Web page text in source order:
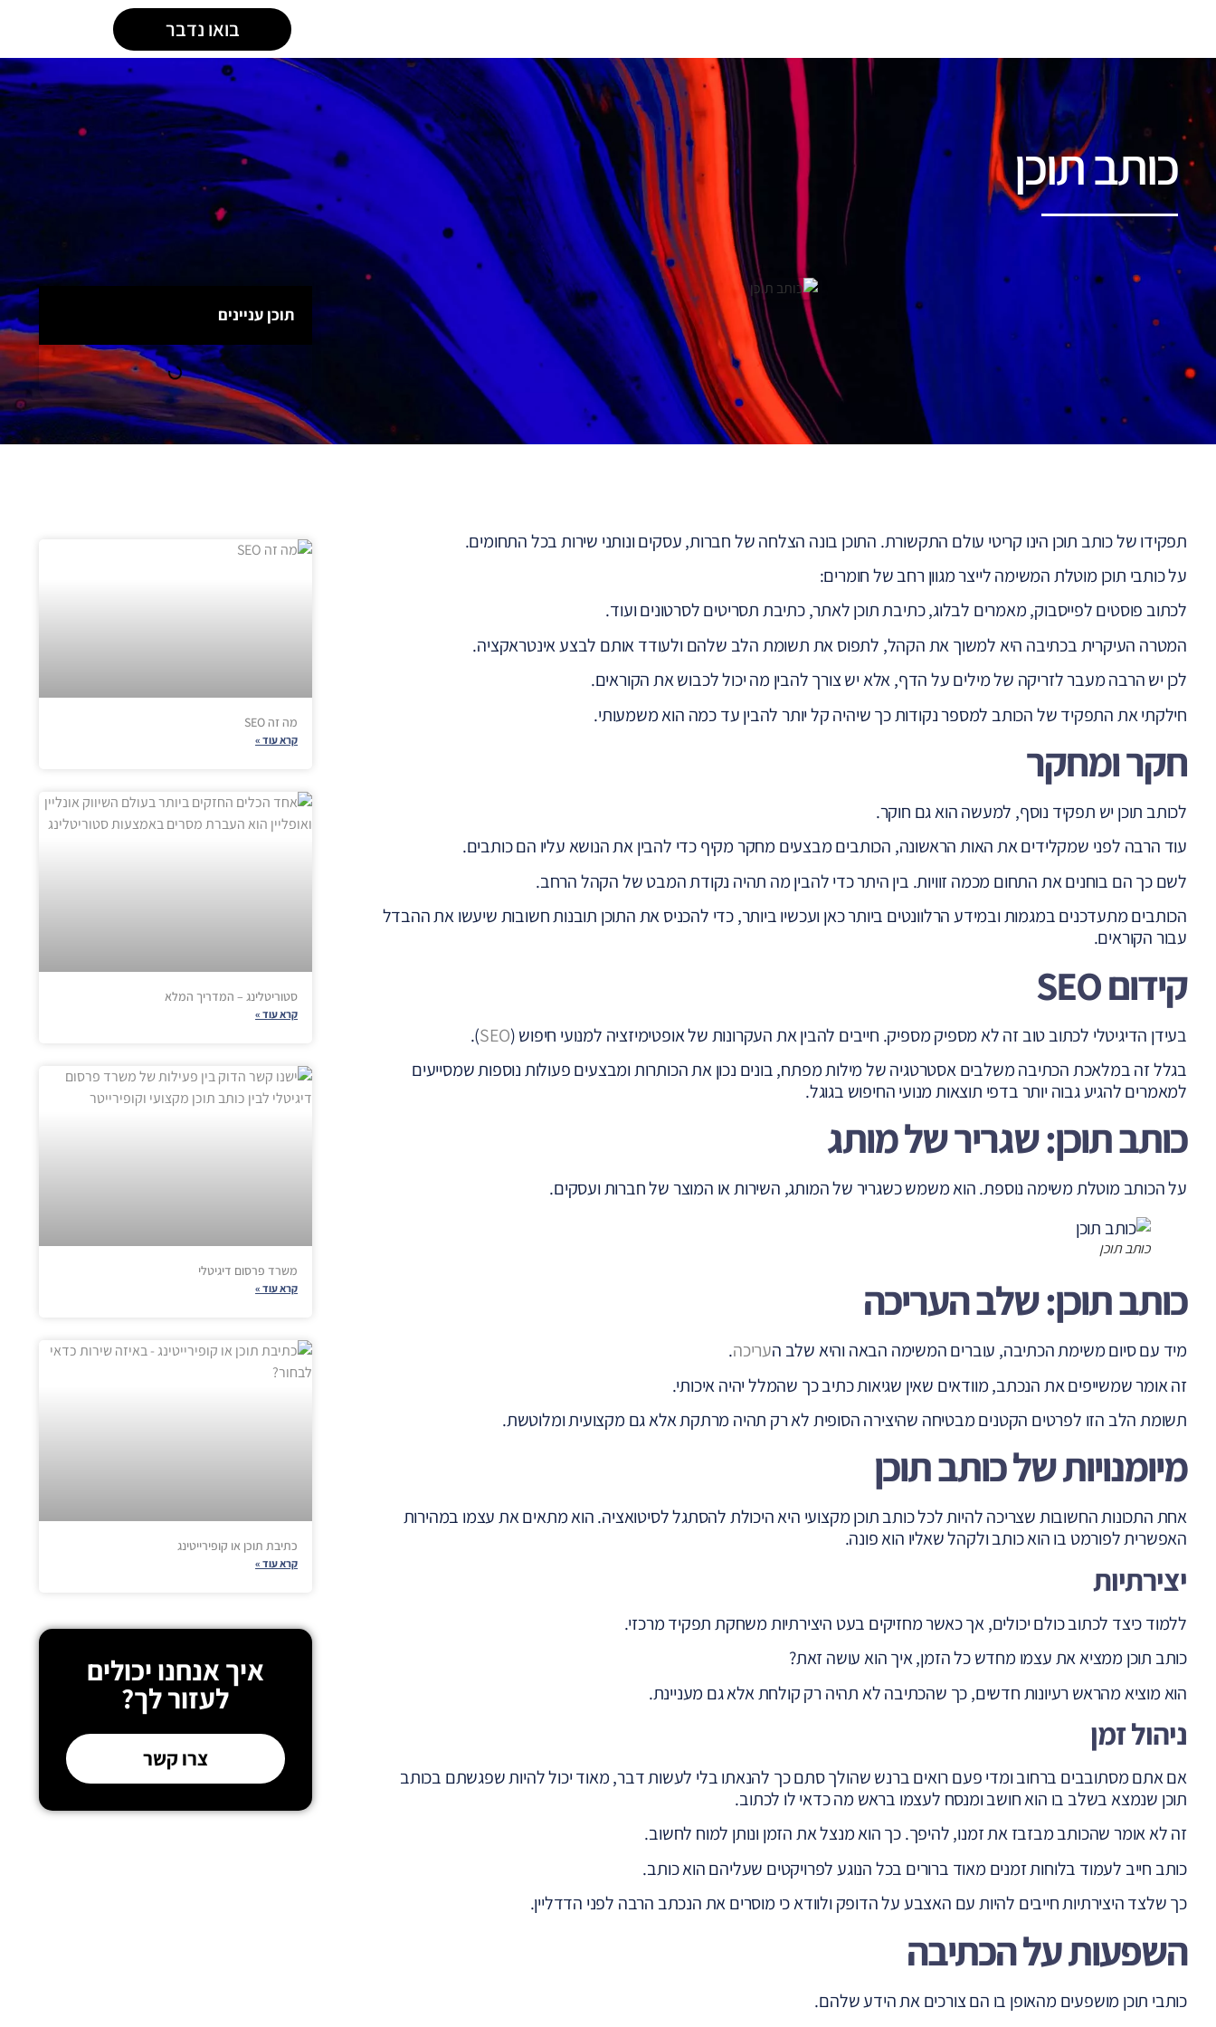
בואו נדבר
כותב תוכן
תפקידו של כותב תוכן הינו קריטי עולם התקשורת. התוכן בונה הצלחה של חברות, עסקים ונותני שירות בכל התחומים.
על כותבי תוכן מוטלת המשימה לייצר מגוון רחב של חומרים:
לכתוב פוסטים לפייסבוק, מאמרים לבלוג, כתיבת תוכן לאתר, כתיבת תסריטים לסרטונים ועוד.
המטרה העיקרית בכתיבה היא למשוך את הקהל, לתפוס את תשומת הלב שלהם ולעודד אותם לבצע אינטראקציה.
לכן יש הרבה מעבר לזריקה של מילים על הדף, אלא יש צורך להבין מה יכול לכבוש את הקוראים.
חילקתי את התפקיד של הכותב למספר נקודות כך שיהיה קל יותר להבין עד כמה הוא משמעותי.
חקר ומחקר
לכותב תוכן יש תפקיד נוסף, למעשה הוא גם חוקר.
עוד הרבה לפני שמקלידים את האות הראשונה, הכותבים מבצעים מחקר מקיף כדי להבין את הנושא עליו הם כותבים.
לשם כך הם בוחנים את התחום מכמה זוויות. בין היתר כדי להבין מה תהיה נקודת המבט של הקהל הרחב.
הכותבים מתעדכנים במגמות ובמידע הרלוונטים ביותר כאן ועכשיו ביותר, כדי להכניס את התוכן תובנות חשובות שיעשו את ההבדל
עבור הקוראים.
קידום SEO
בעידן הדיגיטלי לכתוב טוב זה לא מספיק מספיק. חייבים להבין את העקרונות של אופטימיזציה למנועי חיפוש (SEO
).
בגלל זה במלאכת הכתיבה משלבים אסטרטגיה של מילות מפתח, בונים נכון את הכותרות ומבצעים פעולות נוספות שמסייעים
למאמרים להגיע גבוה יותר בדפי תוצאות מנועי החיפוש בגוגל.
כותב תוכן: שגריר של מותג
על הכותב מוטלת משימה נוספת. הוא משמש כשגריר של המותג, השירות או המוצר של חברות ועסקים.
כותב תוכן
כותב תוכן: שלב העריכה
מיד עם סיום משימת הכתיבה, עוברים המשימה הבאה והיא שלב העריכה.
זה אומר שמשייפים את הנכתב, מוודאים שאין שגיאות כתיב כך שהמלל יהיה איכותי.
תשומת הלב הזו לפרטים הקטנים מבטיחה שהיצירה הסופית לא רק תהיה מרתקת אלא גם מקצועית ומלוטשת.
מיומנויות של כותב תוכן
אחת התכונות החשובות שצריכה להיות לכל כותב תוכן מקצועי היא היכולת להסתגל לסיטואציה. הוא מתאים את עצמו במהירות
האפשרית לפורמט בו הוא כותב ולקהל שאליו הוא פונה.
יצירתיות
ללמוד כיצד לכתוב כולם יכולים, אך כאשר מחזיקים בעט היצירתיות משחקת תפקיד מרכזי.
כותב תוכן ממציא את עצמו מחדש כל הזמן, איך הוא עושה זאת?
הוא מוציא מהראש רעיונות חדשים, כך שהכתיבה לא תהיה רק קולחת אלא גם מעניינת.
ניהול זמן
אם אתם מסתובבים ברחוב ומדי פעם רואים ברנש שהולך סתם כך להנאתו בלי לעשות דבר, מאוד יכול להיות שפגשתם בכותב
תוכן שנמצא בשלב בו הוא חושב ומנסח לעצמו בראש מה כדאי לו לכתוב.
זה לא אומר שהכותב מבזבז את זמנו, להיפך. כך הוא מנצל את הזמן ונותן למוח לחשוב.
כותב חייב לעמוד בלוחות זמנים מאוד ברורים בכל הנוגע לפרויקטים שעליהם הוא כותב.
כך שלצד היצירתיות חייבים להיות עם האצבע על הדופק ולוודא כי מוסרים את הנכתב הרבה לפני הדדליין.
השפעות על הכתיבה
כותבי תוכן מושפעים מהאופן בו הם צורכים את הידע שלהם.
תוכן עניינים
מה זה SEO
קרא עוד »
סטוריטלינג – המדריך המלא
קרא עוד »
משרד פרסום דיגיטלי
קרא עוד »
כתיבת תוכן או קופירייטינג
קרא עוד »
איך אנחנו יכולים
לעזור לך?
צרו קשר